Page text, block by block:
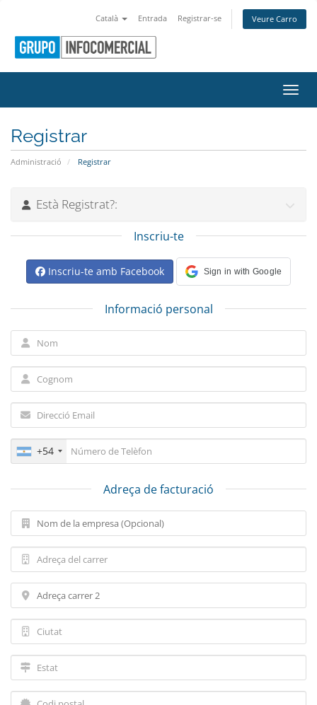
Català Entrada Registrar-se Veure Carro
Registrar
Administració Registrar
Està Registrat?:
Inscriu-te
Inscriu-te amb Facebook Sign in with Google
Informació personal
+54
Adreça de facturació